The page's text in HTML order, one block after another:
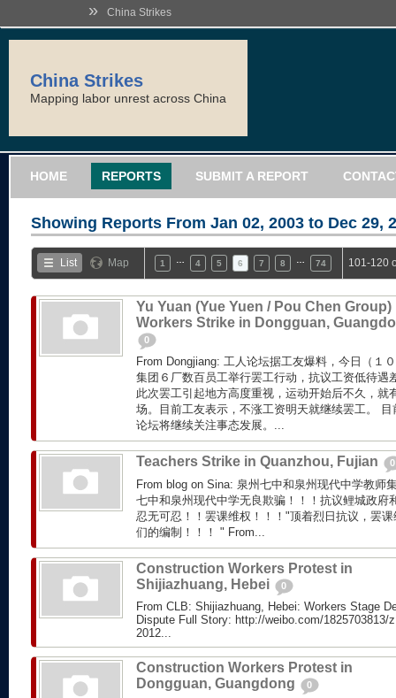
» China Strikes
China Strikes
Mapping labor unrest across China
HOME REPORTS SUBMIT A REPORT
Showing Reports From Jan 02, 2003 to Dec 29,
List Map 1 4 5 6 7 8 74 101-120
Yu Yuan (Yue Yuen / Pou Chen Group)
Workers Strike in Dongguan,
0
From Dongjiang: 工人论坛据工友爆料，今日（１
集团６厂数百员工举行罢工行动，抗议工资低待遇
此次罢工引起地方高度重视，运动开始后不久，就
场。目前工友表示，不涨工资明天就继续罢工。
论坛将继续关注事态发展。...
Teachers Strike in Quanzhou, Fujian 0
From blog on Sina: 泉州七中和泉州现代中学教师
七中和泉州现代中学无良欺骗！！！抗议鲤城政府
忍无可忍！！罢课维权！！！"顶着烈日抗议，罢
们的编制！！！ " From...
Construction Workers Protest in
Shijiazhuang, Hebei
0
From CLB: Shijiazhuang, Hebei: Workers Stage
Dispute Full Story: http://weibo.com/1825703813/
2012...
Construction Workers Protest in
Dongguan, Guangdong
0